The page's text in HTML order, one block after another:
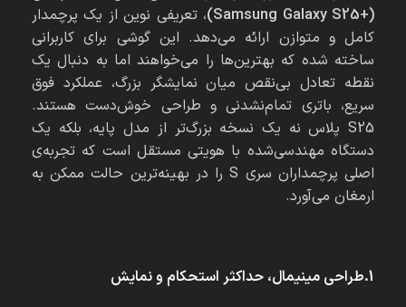
(+Samsung Galaxy S25)
، تعریفی نوین از یک پرچمدار
کامل و متوازن ارائه می‌دهد. این گوشی برای کاربرانی
ساخته شده که بهترین‌ها را می‌خواهند اما به دنبال یک
نقطه تعادل بی‌نقص میان نمایشگر بزرگ، عملکرد فوق
سریع، باتری تمام‌نشدنی و طراحی خوش‌دست هستند.
S25 پلاس نه یک نسخه بزرگ‌تر از مدل پایه، بلکه یک
دستگاه مهندسی‌شده با هویتی مستقل است که تجربه‌ی
اصلی پرچمداران سری S را در بهینه‌ترین حالت ممکن به
ارمغان می‌آورد.
1.طراحی مینیمال، حداکثر استحکام و نمایش